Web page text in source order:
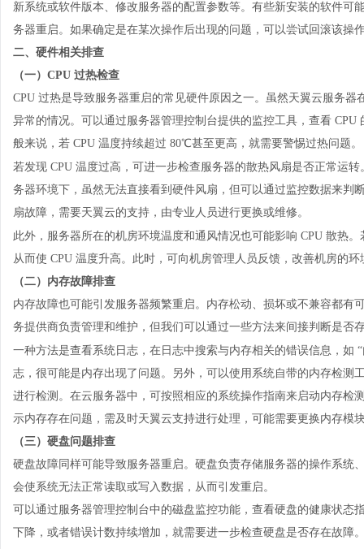
新系统或软件版本、修改服务器的配置参数等。有些新安装的软件
务器重启。如果确定是在某次操作后出现的问题，可以尝试回滚该操
二、硬件相关排查
（一） CPU 过热检查
CPU 过热是导致服务器重启的常见硬件原因之一。虽然天翼云服务器
异常的情况。可以通过服务器管理控制台提供的监控工具，查看
般来说，若 CPU 温度持续超过 80℃甚至更高，就需要警惕过热问题。
若发现 CPU 温度过高，可进一步检查服务器的散热风扇是否正常运
务器环境下，虽然无法直接看到硬件风扇，但可以通过监控数据来判
扇故障，需要天翼云的支持，由专业人员进行更换或维修。
此外，服务器所在的机房环境温度和通风情况也可能影响 CPU 散热
从而使 CPU 温度升高。此时，可向机房管理人员反馈，改善机房的环
（二）内存故障排查
内存故障也可能引发服务器频繁重启。内存松动、损坏或不兼容都
务提供商负责管理和维护，但我们可以通过一些方法来间接判断是否
一种方法是查看系统日志，在日志中搜索与内存相关的错误信息，如
志，很可能是内存出现了问题。另外，可以使用系统自带的内存检测
进行检测。在云服务器中，可按照相应的系统操作指南来启动内存检
示内存存在问题，需及时天翼云支持进行处理，可能需要更换内存模
（三）硬盘问题排查
硬盘故障同样可能导致服务器重启。硬盘负责存储服务器的操作系统
会使系统无法正常读取或写入数据，从而引发重启。
可以通过服务器管理控制台中的磁盘监控功能，查看硬盘的健康状态
下降，或者错误计数持续增加，就需要进一步检查硬盘是否存在故障